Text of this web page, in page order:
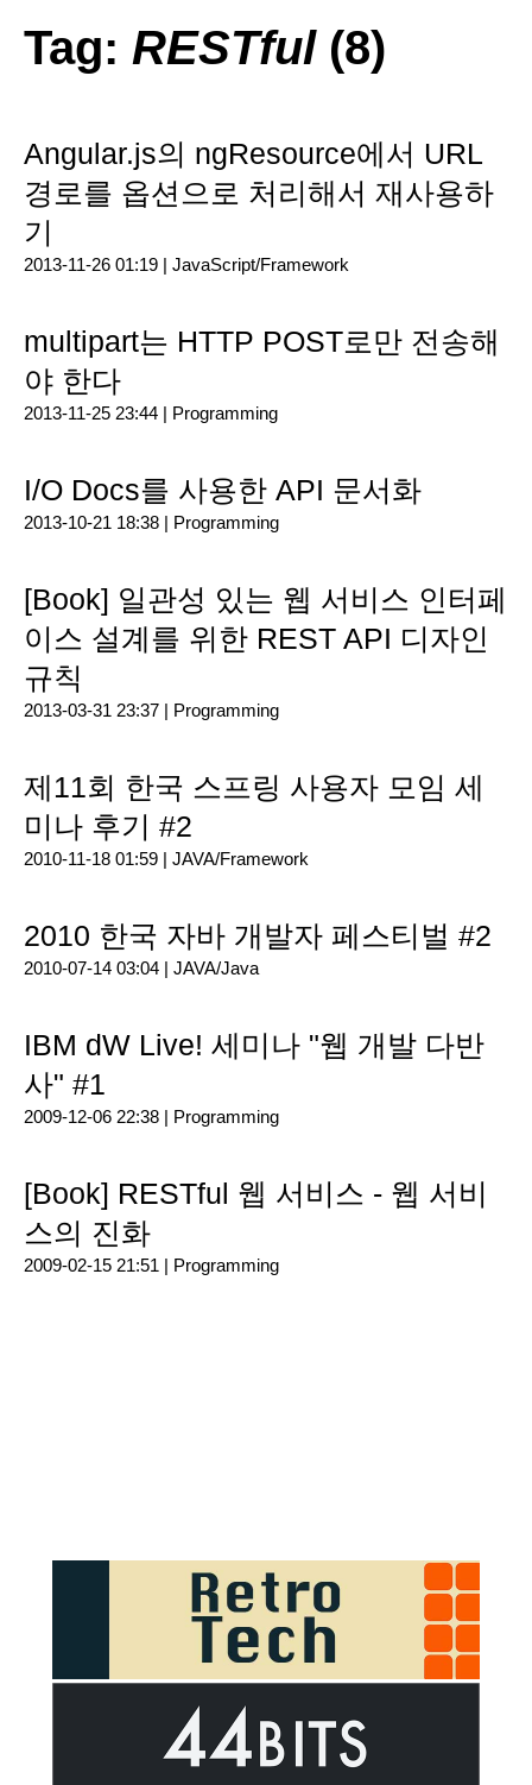
Tag: RESTful(8)
Angular.js의 ngResource에서 URL
경로를 옵션으로 처리해서 재사용하
기
2013-11-26 01:19 | JavaScript/Framework
multipart는 HTTP POST로만 전송해
야 한다
2013-11-25 23:44 | Programming
I/O Docs를 사용한 API 문서화
2013-10-21 18:38 | Programming
[Book] 일관성 있는 웹 서비스 인터페
이스 설계를 위한 REST API 디자인
규칙
2013-03-31 23:37 | Programming
제11회 한국 스프링 사용자 모임 세
미나 후기 #2
2010-11-18 01:59 | JAVA/Framework
2010 한국 자바 개발자 페스티벌 #2
2010-07-14 03:04 | JAVA/Java
IBM dW Live! 세미나 "웹 개발 다반
사" #1
2009-12-06 22:38 | Programming
[Book] RESTful 웹 서비스 - 웹 서비
스의 진화
2009-02-15 21:51 | Programming